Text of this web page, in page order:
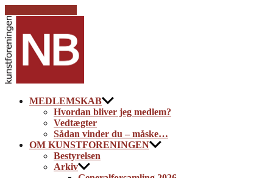
MEDLEMSKAB
Hvordan bliver jeg medlem?
Vedtægter
Sådan vinder du – måske…
OM KUNSTFORENINGEN
Bestyrelsen
Arkiv